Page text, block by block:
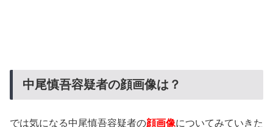
中尾慎吾容疑者の顔画像は？
では気になる中尾慎吾容疑者の顔画像についてみていきた